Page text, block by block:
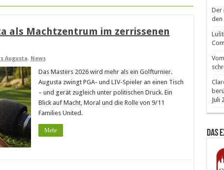
als Machtzentrum im zerrissenen
Augusta, News
Das Masters 2026 wird mehr als ein Golfturnier.
Augusta zwingt PGA- und LIV-Spieler an einen Tisch
– und gerät zugleich unter politischen Druck. Ein
Blick auf Macht, Moral und die Rolle von 9/11
Families United.
Mehr
Der
den
Juli
Das